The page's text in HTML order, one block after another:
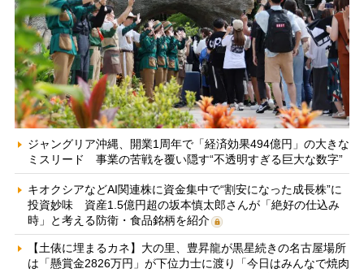
ジャングリア沖縄、開業1周年で「経済効果494億円」の大きな
ミスリード 事業の苦戦を覆い隠す“不透明すぎる巨大な数字”
キオクシアなどAI関連株に資金集中で“割安になった成長株”に
投資妙味 資産1.5億円超の坂本慎太郎さんが「絶好の仕込み
時」と考える防衛・食品銘柄を紹介
【土俵に埋まるカネ】大の里、豊昇龍が黒星続きの名古屋場所
は「懸賞金2826万円」が下位力士に渡り「今日はみんなで焼肉